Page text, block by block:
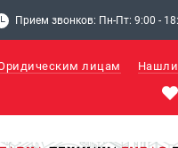
Прием звонков: Пн-Пт: 9:00 -
лицам